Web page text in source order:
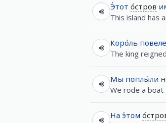
Э́тот о́стров
This island has
Коро́ль
The king
Мы поплы́ли
We rode a boat
На э́том